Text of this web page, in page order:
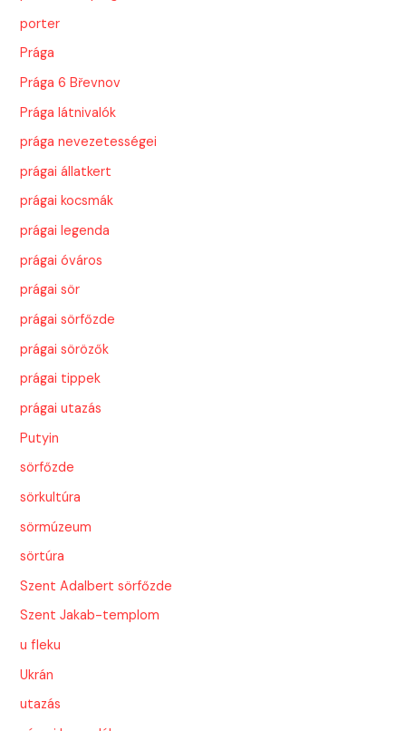
porter
Prága
Prága 6 Břevnov
Prága látnivalók
prága nevezetességei
prágai állatkert
prágai kocsmák
prágai legenda
prágai óváros
prágai sör
prágai sörfőzde
prágai sörözők
prágai tippek
prágai utazás
Putyin
sörfőzde
sörkultúra
sörmúzeum
sörtúra
Szent Adalbert sörfőzde
Szent Jakab-templom
u fleku
Ukrán
utazás